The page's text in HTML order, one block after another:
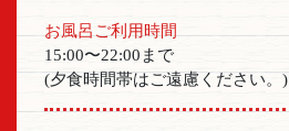
お風呂ご利用時間
15:00〜22:00まで
(夕食時間帯はご遠慮ください。)